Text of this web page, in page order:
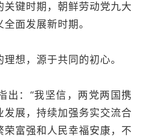
键时期，朝鲜劳动党九大
面发展新时期。
想，源于共同的初心。
：“我坚信，两党两国携
展，持续加强务实交流合
富强和人民幸福安康，不